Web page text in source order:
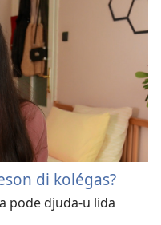
di kolégas?
pode djuda-u lida